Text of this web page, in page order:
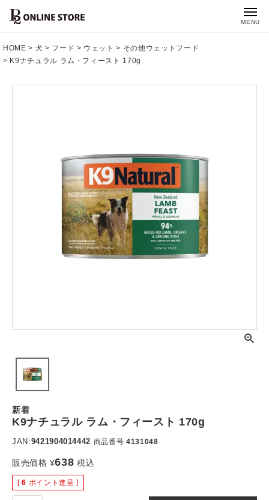
MENU
HOME 犬 フード ウェット
その他ウェットフード
K9ナチュラル ラム・フィースト 170g
新着
K9ナチュラル ラム・フィースト 170g
JAN:9421904014442 商品番号 4131048
販売価格 ¥638 税込
[ 6 ポイント進呈 ]